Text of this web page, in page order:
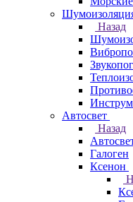
Назад
Автосвет
Назад
Галоген
Ксенон